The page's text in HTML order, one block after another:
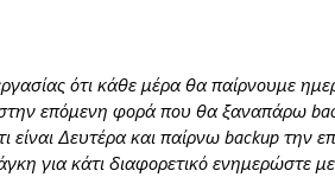
ότι κάθε μέρα θα παίρνουμε
επόμενη φορά που θα ξαναπάρω
Δευτέρα και παίρνω backup την
για κάτι διαφορετικό ενημερώστε